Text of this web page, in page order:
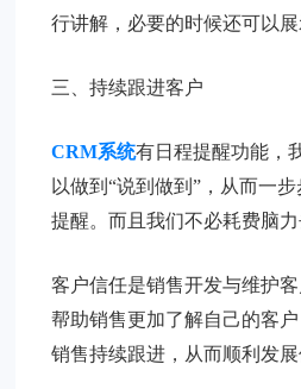
行讲解，必要的时候还可以
三、持续跟进客户
CRM系统有日程提醒功能，
以做到“说到做到”，从而一
提醒。而且我们不必耗费脑
客户信任是销售开发与维护
帮助销售更加了解自己的客
销售持续跟进，从而顺利发展